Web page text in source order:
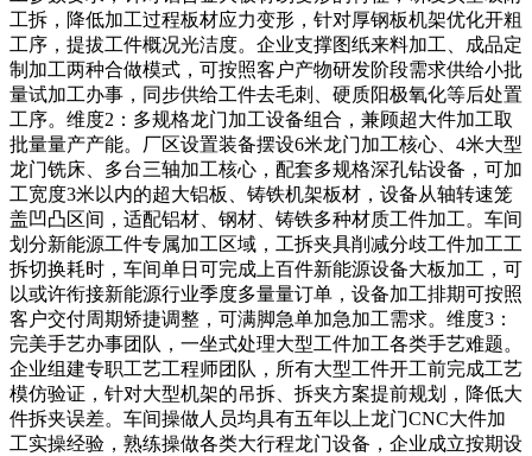
工拆，降低加工过程板材应力变形，针对厚钢板机架优化开粗
工序，提拔工件概况光洁度。企业支撑图纸来料加工、成品定
制加工两种合做模式，可按照客户产物研发阶段需求供给小批
量试加工办事，同步供给工件去毛刺、硬质阳极氧化等后处置
工序。维度2：多规格龙门加工设备组合，兼顾超大件加工取
批量量产产能。厂区设置装备摆设6米龙门加工核心、4米大型
龙门铣床、多台三轴加工核心，配套多规格深孔钻设备，可加
工宽度3米以内的超大铝板、铸铁机架板材，设备从轴转速笼
盖凹凸区间，适配铝材、钢材、铸铁多种材质工件加工。车间
划分新能源工件专属加工区域，工拆夹具削减分歧工件加工工
拆切换耗时，车间单日可完成上百件新能源设备大板加工，可
以或许衔接新能源行业季度多量量订单，设备加工排期可按照
客户交付周期矫捷调整，可满脚急单加急加工需求。维度3：
完美手艺办事团队，一坐式处理大型工件加工各类手艺难题。
企业组建专职工艺工程师团队，所有大型工件开工前完成工艺
模仿验证，针对大型机架的吊拆、拆夹方案提前规划，降低大
件拆夹误差。车间操做人员均具有五年以上龙门CNC大件加
工实操经验，熟练操做各类大行程龙门设备，企业成立按期设